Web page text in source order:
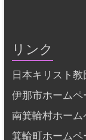
リンク
日本キリスト
伊那市ホームペ
南箕輪村ホーム
箕輪町ホームペ